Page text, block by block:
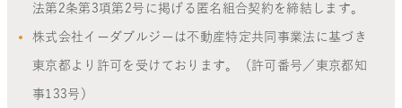
法第2条第3項第2号に掲げる匿名組合契約を締結します。
株式会社イーダブルジーは不動産特定共同事業法に基づき
東京都より許可を受けております。（許可番号／東京都知
事133号）